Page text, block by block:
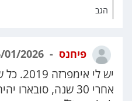
הגב
פיחנס
אחרי 30 שנה,